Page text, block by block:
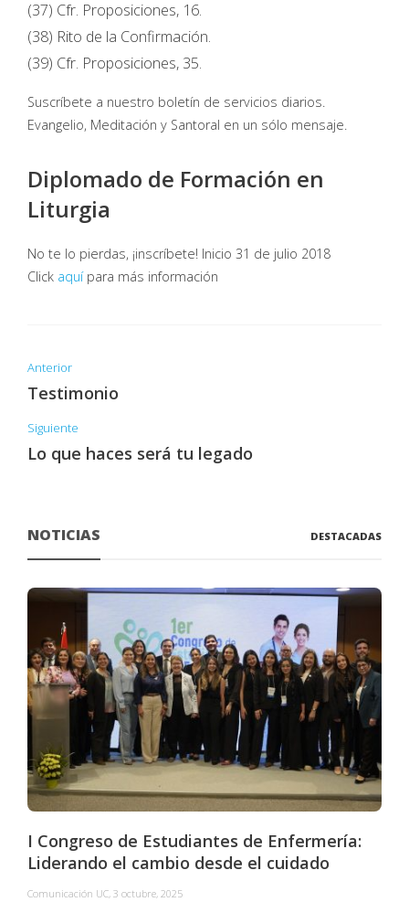
(37) Cfr. Proposiciones, 16.
(38) Rito de la Confirmación.
(39) Cfr. Proposiciones, 35.
Suscríbete a nuestro boletín de servicios diarios.
Evangelio, Meditación y Santoral en un sólo mensaje.
Diplomado de Formación en
Liturgia
No te lo pierdas, ¡inscríbete! Inicio 31 de julio 2018
Click aquípara más información
Anterior
Testimonio
Siguiente
Lo que haces será tu legado
NOTICIAS DESTACADAS
I Congreso de Estudiantes de Enfermería:
Liderando el cambio desde el cuidado
Comunicación UC, 3 octubre, 2025